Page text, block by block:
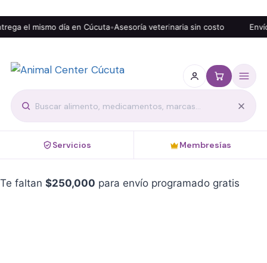
el mismo día en Cúcuta•Asesoría veterinaria sin costo
Servicios Membresías
Te faltan $250,000 para envío programado gratis